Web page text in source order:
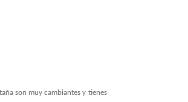
son muy cambiantes y tienes